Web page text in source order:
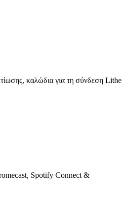
καλώδια για τη σύνδεση Lithe
Spotify Connect &